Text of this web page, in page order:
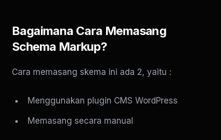
Bagaimana Cara Memasang
Schema Markup?
Cara memasang skema ini ada 2, yaitu :
Menggunakan plugin CMS WordPress
Memasang secara manual